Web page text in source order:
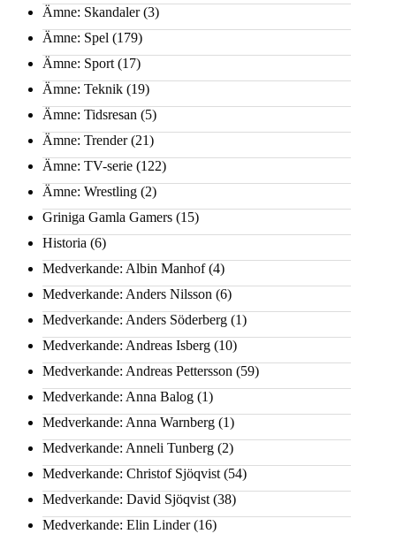
Ämne: Skandaler(3)
Ämne: Spel (179)
Ämne: Sport (17)
Ämne: Teknik (19)
Ämne: Tidsresan (5)
Ämne: Trender(21)
Ämne: TV-serie (122)
Ämne: Wrestling (2)
Griniga Gamla Gamers (15)
Historia (6)
Medverkande: Albin Manhof(4)
Medverkande: Anders Nilsson (6)
Medverkande: Anders Söderberg (1)
Medverkande: Andreas Isberg (10)
Medverkande: Andreas Pettersson (59)
Medverkande: Anna Balog (1)
Medverkande: Anna Warnberg (1)
Medverkande: Anneli Tunberg (2)
Medverkande: Christof Sjöqvist (54)
Medverkande: David Sjöqvist (38)
Medverkande: Elin Linder(16)